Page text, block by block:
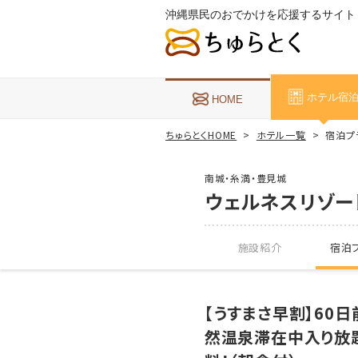
沖縄県民のおでかけを応援するサイト
HOME ホテル宿泊
ちゅらとくHOME ホテル一覧 宿泊プ
南城・糸満・豊見城
ウェルネスリゾ
施設紹介 宿泊
【うすまさ早割】
然温泉滞在中入り放